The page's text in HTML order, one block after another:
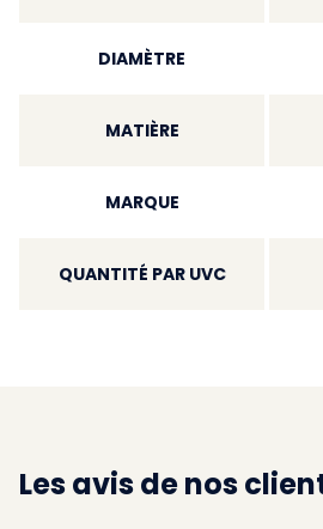
DIAMÈTRE
MATIÈRE
MARQUE
QUANTITÉ PAR UVC
Les avis de nos